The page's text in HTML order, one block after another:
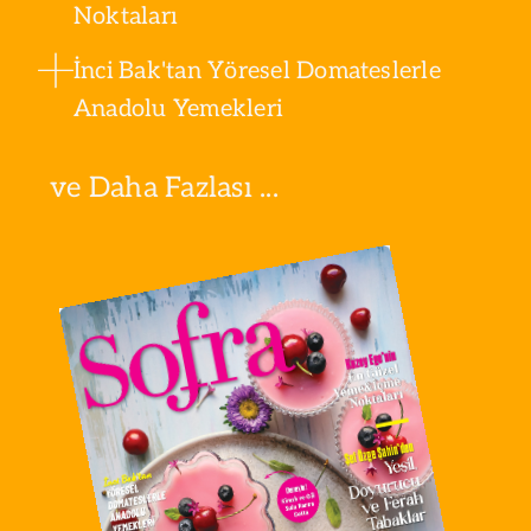
Noktaları
İnci Bak'tan Yöresel Domateslerle
Anadolu Yemekleri
ve Daha Fazlası ...